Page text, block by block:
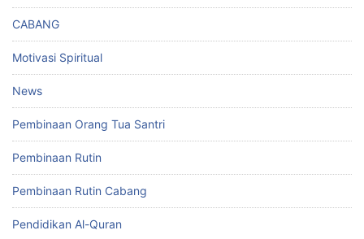
CABANG
Motivasi Spiritual
News
Pembinaan Orang Tua Santri
Pembinaan Rutin
Pembinaan Rutin Cabang
Pendidikan Al-Quran